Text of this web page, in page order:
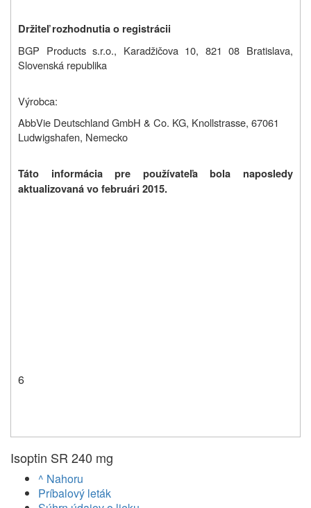
Držiteľ rozhodnutia o registrácii
BGP Products s.r.o., Karadžičova 10, 821 08 Bratislava,
Slovenská republika
Výrobca:
AbbVie Deutschland GmbH & Co. KG, Knollstrasse, 67061
Ludwigshafen, Nemecko
Táto informácia pre používateľa bola naposledy
aktualizovaná vo februári 2015.
6
Isoptin SR 240 mg
^ Nahoru
Príbalový leták